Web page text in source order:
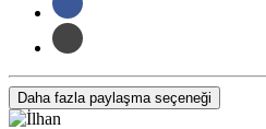
Daha fazla paylaşma seçeneği